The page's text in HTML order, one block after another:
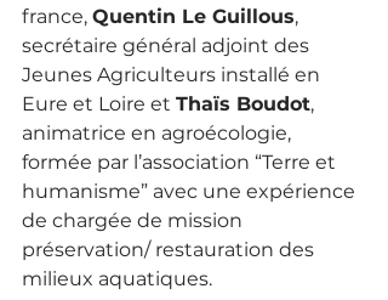
france, Quentin Le Guillous,
secrétaire général adjoint des
Jeunes Agriculteurs installé en
Eure et Loire et Thaïs Boudot,
animatrice en agroécologie,
formée par l’association “Terre et
humanisme” avec une expérience
de chargée de mission
préservation/ restauration des
milieux aquatiques.